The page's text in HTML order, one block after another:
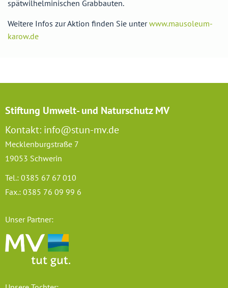
spätwilhelminischen Grabbauten.
Weitere Infos zur Aktion finden Sie unterwww.mausoleum-
karow.de
Stiftung Umwelt- und Naturschutz MV
Kontakt: info@stun-mv.de
Mecklenburgstraße 7
19053 Schwerin
Tel.: 0385 67 67 010
Fax.: 0385 76 09 99 6
Unser Partner: